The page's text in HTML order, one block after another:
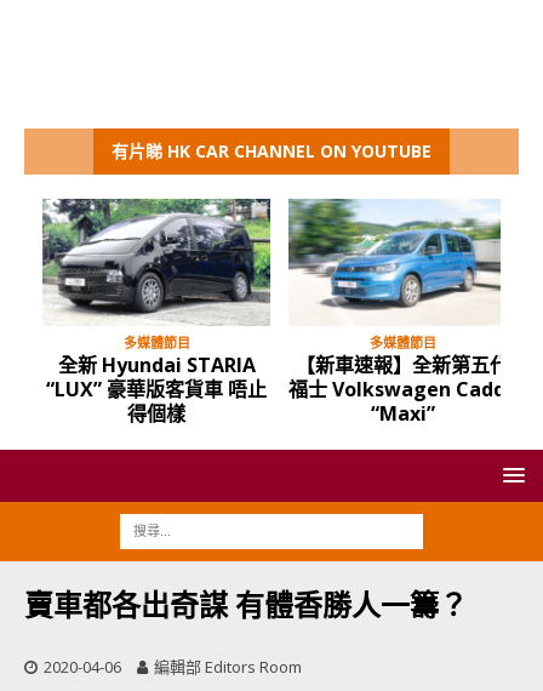
有片睇 HK CAR CHANNEL ON YOUTUBE
多媒體節目
全新 Hyundai STARIA
“LUX” 豪華版客貨車 唔止
得個樣
多媒體節目
【新車速報】全新第五代
福士 Volkswagen Caddy
“Maxi”
賣車都各出奇謀 有體香勝人一籌？
2020-04-06 編輯部 Editors Room